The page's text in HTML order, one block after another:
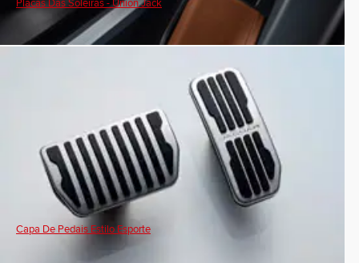
Placas Das Soleiras - Union Jack
Capa De Pedais Estilo Esporte